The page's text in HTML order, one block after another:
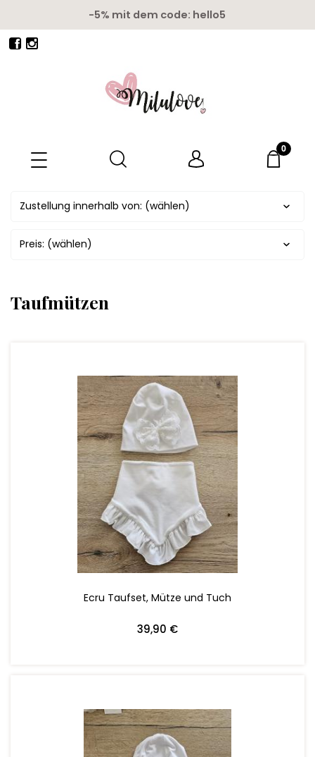
-5% mit dem code: hello5
Zustellung innerhalb von: (wählen)
Preis: (wählen)
Taufmützen
Ecru Taufset, Mütze und Tuch
39,90 €
ZUM WARENKORB HINZUFÜGEN